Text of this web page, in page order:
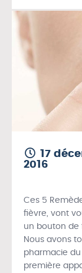
17
2016
Ces 5
fièvre, vont
un bouton de
Nous avons
pharmacie
première